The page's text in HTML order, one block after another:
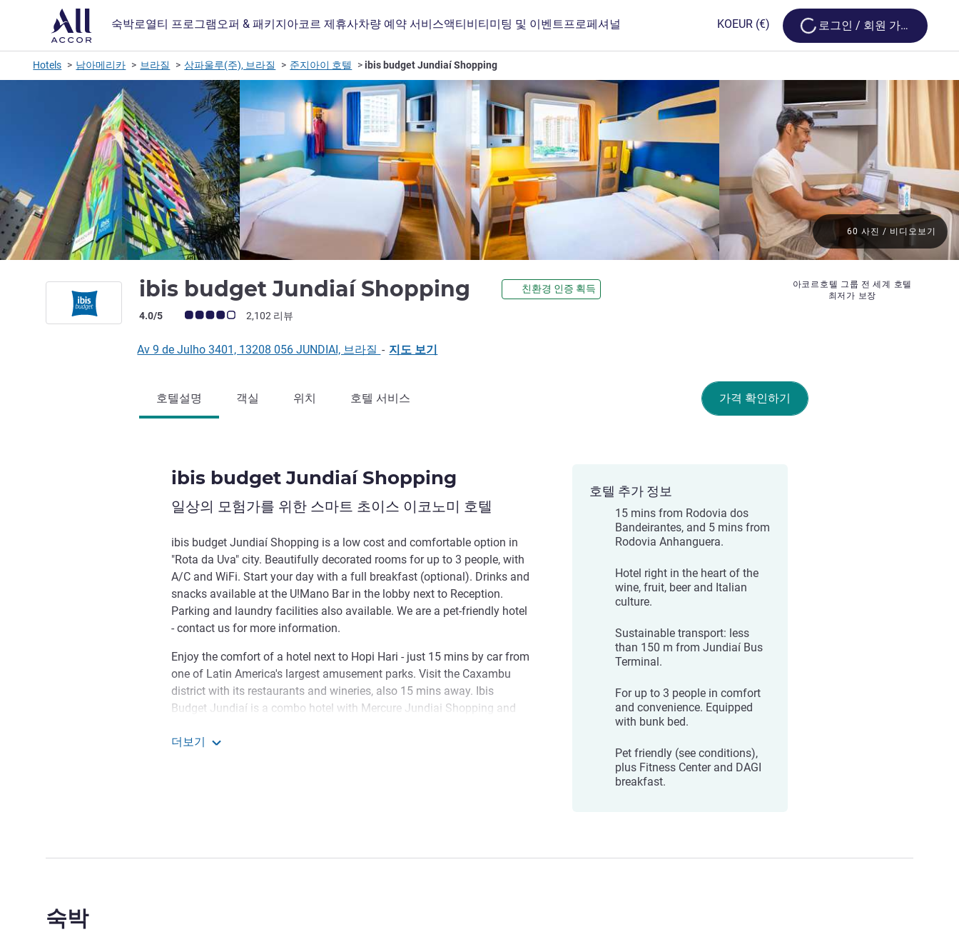
숙박로열티 프로그램 오퍼 & 패키지아코르 제휴사차량 예약 서비스액티비티미팅 및 이벤트 프로페셔널 KOEUR (€) Loading...
로그인 / 회원 가입
Hotels 남아메리카 브라질 상파울루(주), 브라질 준지아이 호텔 ibis budget Jundiaí Shopping
ibis budget Jundiaí Shopping 2성 친환경 인증 획득
고객 평점 (ALL 평가)
4.0/5 2,102 리뷰
아코르호텔 그룹 전 세계 호텔
최저가 보장
60 사진 / 비디오보기
Av 9 de Julho 3401, 13208 056 JUNDIAI, 브라질 - 지도 보기
가격 확인하기
호텔설명 객실 위치 호텔 서비스
ibis budget Jundiaí Shopping
일상의 모험가를 위한 스마트 초이스 이코노미 호텔
ibis budget Jundiaí Shopping is a low cost and comfortable option in
"Rota da Uva" city. Beautifully decorated rooms for up to 3 people, with
A/C and WiFi. Start your day with a full breakfast (optional). Drinks and
snacks available at the U!Mano Bar in the lobby next to Reception.
Parking and laundry facilities also available. We are a pet-friendly hotel
- contact us for more information.
Enjoy the comfort of a hotel next to Hopi Hari - just 15 mins by car from
one of Latin America's largest amusement parks. Visit the Caxambu
district with its restaurants and wineries, also 15 mins away. Ibis
Budget Jundiaí is a combo hotel with Mercure Jundiai Shopping and
Grape Festival. Try out bars in Beco Fino, just 5 mins by car.
welcome you!
더보기
호텔 추가 정보
15 mins from Rodovia dos
Bandeirantes, and 5 mins from
Rodovia Anhanguera.
Hotel right in the heart of the
wine, fruit, beer and Italian
culture.
Sustainable transport: less
than 150 m from Jundiaí Bus
Terminal.
For up to 3 people in comfort
and convenience. Equipped
with bunk bed.
Pet friendly (see conditions),
plus Fitness Center and DAGI
breakfast.
숙박